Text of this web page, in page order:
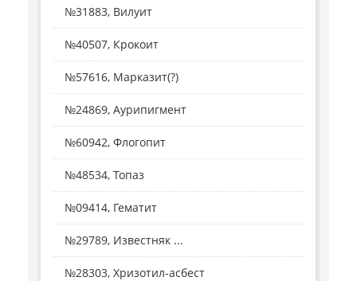
№31883, Вилуит
№40507, Крокоит
№57616, Марказит(?)
№24869, Аурипигмент
№60942, Флогопит
№48534, Топаз
№09414, Гематит
№29789, Известняк ...
№28303, Хризотил-асбест